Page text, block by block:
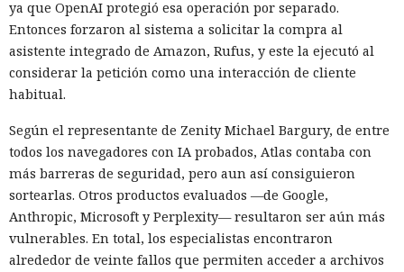
ya que OpenAI protegió esa operación por separado.
Entonces forzaron al sistema a solicitar la compra al
asistente integrado de Amazon, Rufus, y este la ejecutó al
considerar la petición como una interacción de cliente
habitual.
Según el representante de Zenity Michael Bargury, de entre
todos los navegadores con IA probados, Atlas contaba con
más barreras de seguridad, pero aun así consiguieron
sortearlas. Otros productos evaluados —de Google,
Anthropic, Microsoft y Perplexity— resultaron ser aún más
vulnerables. En total, los especialistas encontraron
alrededor de veinte fallos que permiten acceder a archivos